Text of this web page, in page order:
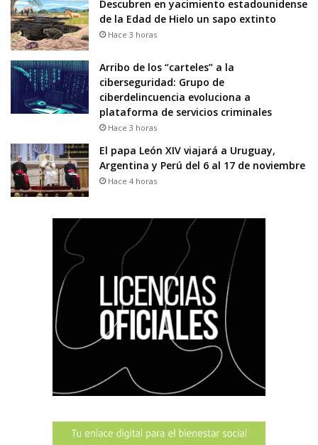
Descubren en yacimiento estadounidense
de la Edad de Hielo un sapo extinto
Hace 3 horas
Arribo de los “carteles” a la
ciberseguridad: Grupo de
ciberdelincuencia evoluciona a
plataforma de servicios criminales
Hace 3 horas
El papa León XIV viajará a Uruguay,
Argentina y Perú del 6 al 17 de noviembre
Hace 4 horas